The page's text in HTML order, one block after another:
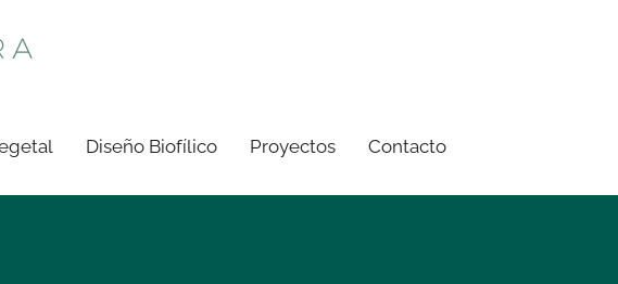
Diseño Biofílico Proyectos Contacto